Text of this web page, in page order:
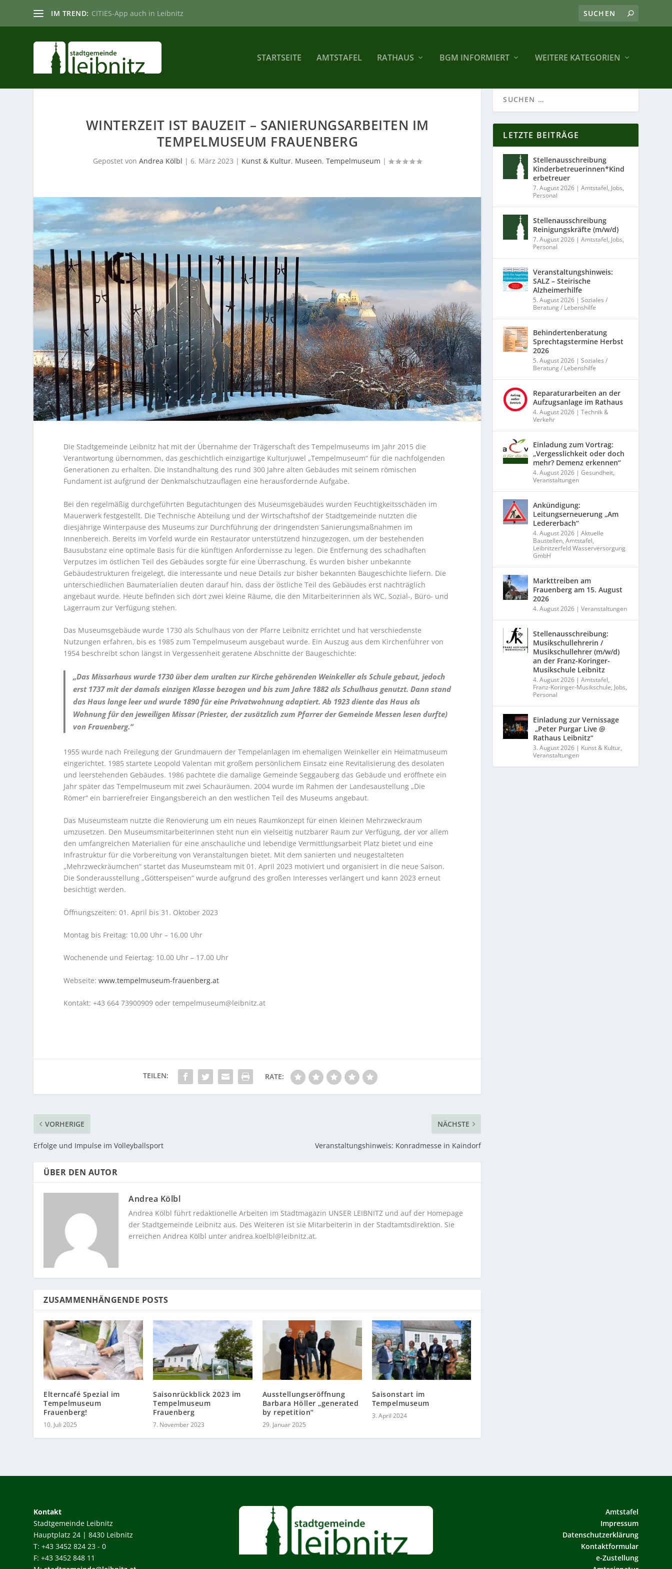
IM TREND: CITIES-App auch in Leibnitz
STARTSEITE AMTSTAFEL RATHAUS BGM INFORMIERT WEITERE KATEGORIEN
WINTERZEIT IST BAUZEIT – SANIERUNGSARBEITEN IM
TEMPELMUSEUM FRAUENBERG
Gepostet vonAndrea Kölbl | 6. März 2023 | Kunst & Kultur, Museen,Tempelmuseum |
Die Stadtgemeinde Leibnitz hat mit der Übernahme der Trägerschaft des Tempelmuseums im Jahr 2015 die
Verantwortung übernommen, das geschichtlich einzigartige Kulturjuwel „Tempelmuseum“ für die nachfolgenden
Generationen zu erhalten. Die Instandhaltung des rund 300 Jahre alten Gebäudes mit seinem römischen
Fundament ist aufgrund der Denkmalschutzauflagen eine herausfordernde Aufgabe.
Bei den regelmäßig durchgeführten Begutachtungen des Museumsgebäudes wurden Feuchtigkeitsschäden im
Mauerwerk festgestellt. Die Technische Abteilung und der Wirtschaftshof der Stadtgemeinde nutzten die
diesjährige Winterpause des Museums zur Durchführung der dringendsten Sanierungsmaßnahmen im
Innenbereich. Bereits im Vorfeld wurde ein Restaurator unterstützend hinzugezogen, um der bestehenden
Bausubstanz eine optimale Basis für die künftigen Anfordernisse zu legen. Die Entfernung des schadhaften
Verputzes im östlichen Teil des Gebäudes sorgte für eine Überraschung. Es wurden bisher unbekannte
Gebäudestrukturen freigelegt, die interessante und neue Details zur bisher bekannten Baugeschichte liefern. Die
unterschiedlichen Baumaterialien deuten darauf hin, dass der östliche Teil des Gebäudes erst nachträglich
angebaut wurde. Heute befinden sich dort zwei kleine Räume, die den Mitarbeiterinnen als WC, Sozial-, Büro- und
Lagerraum zur Verfügung stehen.
Das Museumsgebäude wurde 1730 als Schulhaus von der Pfarre Leibnitz errichtet und hat verschiedenste
Nutzungen erfahren, bis es 1985 zum Tempelmuseum ausgebaut wurde. Ein Auszug aus dem Kirchenführer von
1954 beschreibt schon längst in Vergessenheit geratene Abschnitte der Baugeschichte:
„Das Missarhaus wurde 1730 über dem uralten zur Kirche gehörenden Weinkeller als Schule gebaut, jedoch
erst 1737 mit der damals einzigen Klasse bezogen und bis zum Jahre 1882 als Schulhaus genutzt. Dann stand
das Haus lange leer und wurde 1890 für eine Privatwohnung adaptiert. Ab 1923 diente das Haus als
Wohnung für den jeweiligen Missar (Priester, der zusätzlich zum Pfarrer der Gemeinde Messen lesen durfte)
von Frauenberg.“
1955 wurde nach Freilegung der Grundmauern der Tempelanlagen im ehemaligen Weinkeller ein Heimatmuseum
eingerichtet. 1985 startete Leopold Valentan mit großem persönlichem Einsatz eine Revitalisierung des desolaten
und leerstehenden Gebäudes. 1986 pachtete die damalige Gemeinde Seggauberg das Gebäude und eröffnete ein
Jahr später das Tempelmuseum mit zwei Schauräumen. 2004 wurde im Rahmen der Landesaustellung „Die
Römer“ ein barrierefreier Eingangsbereich an den westlichen Teil des Museums angebaut.
Das Museumsteam nutzte die Renovierung um ein neues Raumkonzept für einen kleinen Mehrzweckraum
umzusetzen. Den Museumsmitarbeiterinnen steht nun ein vielseitig nutzbarer Raum zur Verfügung, der vor allem
den umfangreichen Materialien für eine anschauliche und lebendige Vermittlungsarbeit Platz bietet und eine
Infrastruktur für die Vorbereitung von Veranstaltungen bietet. Mit dem sanierten und neugestalteten
„Mehrzweckräumchen“ startet das Museumsteam mit 01. April 2023 motiviert und organisiert in die neue Saison.
Die Sonderausstellung „Götterspeisen“ wurde aufgrund des großen Interesses verlängert und kann 2023 erneut
besichtigt werden.
Öffnungszeiten: 01. April bis 31. Oktober 2023
Montag bis Freitag: 10.00 Uhr – 16.00 Uhr
Wochenende und Feiertag: 10.00 Uhr – 17.00 Uhr
Webseite:www.tempelmuseum-frauenberg.at
Kontakt: +43 664 73900909 odertempelmuseum@leibnitz.at
RATE:
VORHERIGE
Erfolge und Impulse im Volleyballsport
NÄCHSTE
Veranstaltungshinweis: Konradmesse in Kaindorf
ÜBER DEN AUTOR
Andrea Kölbl
Andrea Kölbl führt redaktionelle Arbeiten im Stadtmagazin UNSER LEIBNITZ und auf der Homepage
der Stadtgemeinde Leibnitz aus. Des Weiteren ist sie Mitarbeiterin in der Stadtamtsdirektion. Sie
erreichen Andrea Kölbl unterandrea.koelbl@leibnitz.at.
ZUSAMMENHÄNGENDE POSTS
Elterncafé Spezial im
Tempelmuseum
Frauenberg!
10. Juli 2025
Saisonrückblick 2023 im
Tempelmuseum
Frauenberg
7. November 2023
Ausstellungseröffnung
Barbara Höller „generated
by repetition“
29. Januar 2025
Saisonstart im
Tempelmuseum
3. April 2024
LETZTE BEITRÄGE
Stellenausschreibung
Kinderbetreuerinnen*Kind
erbetreuer
7. August 2026 |Amtstafel, Jobs,
Personal
Stellenausschreibung
Reinigungskräfte (m/w/d)
7. August 2026 |Amtstafel, Jobs,
Personal
Veranstaltungshinweis:
SALZ – Steirische
Alzheimerhilfe
5. August 2026 |Soziales /
Beratung / Lebenshilfe
Behindertenberatung
Sprechtagstermine Herbst
2026
5. August 2026 |Soziales /
Beratung / Lebenshilfe
Reparaturarbeiten an der
Aufzugsanlage im Rathaus
4. August 2026 |Technik &
Verkehr
Einladung zum Vortrag:
„Vergesslichkeit oder doch
mehr? Demenz erkennen“
4. August 2026 |Gesundheit,
Veranstaltungen
Ankündigung:
Leitungserneuerung „Am
Ledererbach“
4. August 2026 |Aktuelle
Baustellen,Amtstafel,
Leibnitzerfeld Wasserversorgung
GmbH
Markttreiben am
Frauenberg am 15. August
2026
4. August 2026 |Veranstaltungen
Stellenausschreibung:
Musikschullehrerin /
Musikschullehrer (m/w/d)
an der Franz-Koringer-
Musikschule Leibnitz
4. August 2026 |Amtstafel,
Franz-Koringer-Musikschule, Jobs,
Personal
Einladung zur Vernissage
„Peter Purgar Live @
Rathaus Leibnitz“
3. August 2026 | Kunst & Kultur,
Veranstaltungen
Kontakt
Stadtgemeinde Leibnitz
Hauptplatz 24 | 8430 Leibnitz
T: +43 3452 824 23 - 0
F: +43 3452 848 11
Amtstafel
Impressum
Datenschutzerklärung
Kontaktformular
e-Zustellung